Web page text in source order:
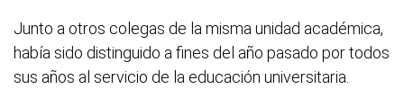
Junto a otros colegas de la misma unidad académica,
había sido distinguido a fines del año pasado por todos
sus años al servicio de la educación universitaria.